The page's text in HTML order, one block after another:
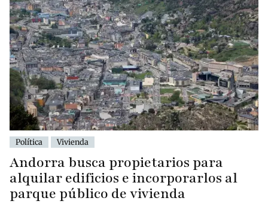
Política Vivienda
Andorra busca propietarios para
alquilar edificios e incorporarlos al
parque público de vivienda